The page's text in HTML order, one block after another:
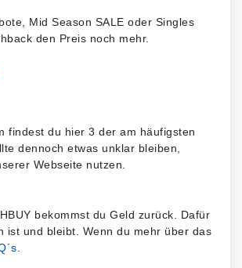
Mid Season SALE oder Singles
den Preis noch mehr.
findest du hier 3 der am häufigsten
dennoch etwas unklar bleiben,
Webseite nutzen.
bekommst du Geld zurück. Dafür
ist und bleibt. Wenn du mehr über das